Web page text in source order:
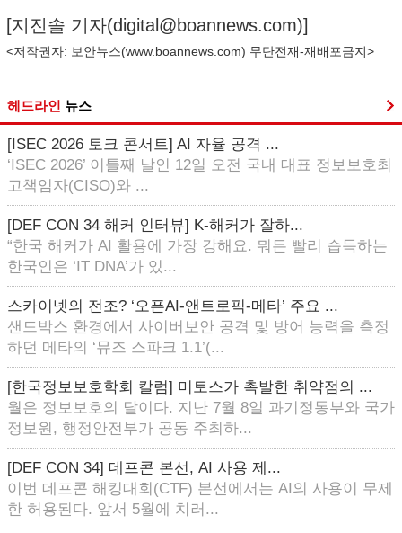
[지진솔 기자(digital@boannews.com)]
<저작권자: 보안뉴스(www.boannews.com) 무단전재-재배포금지>
헤드라인 뉴스
[ISEC 2026 토크 콘서트] AI 자율 공격 ...
‘ISEC 2026’ 이틀째 날인 12일 오전 국내 대표 정보보호최
고책임자(CISO)와 ...
[DEF CON 34 해커 인터뷰] K-해커가 잘하...
“한국 해커가 AI 활용에 가장 강해요. 뭐든 빨리 습득하는
한국인은 ‘IT DNA’가 있...
스카이넷의 전조? ‘오픈AI-앤트로픽-메타’ 주요 ...
샌드박스 환경에서 사이버보안 공격 및 방어 능력을 측정
하던 메타의 ‘뮤즈 스파크 1.1’(...
[한국정보보호학회 칼럼] 미토스가 촉발한 취약점의 ...
월은 정보보호의 달이다. 지난 7월 8일 과기정통부와 국가
정보원, 행정안전부가 공동 주최하...
[DEF CON 34] 데프콘 본선, AI 사용 제...
이번 데프콘 해킹대회(CTF) 본선에서는 AI의 사용이 무제
한 허용된다. 앞서 5월에 치러...